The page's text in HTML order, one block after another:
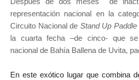
representación nacional en la
Circuito Nacional de Stand Up Paddle
la cuarta fecha –de cinco- que
nacional de Bahía Ballena de Uvita,
En este exótico lugar que combina